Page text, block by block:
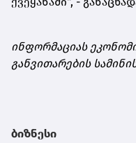
ინფორმაციას
განვითარების
ბიზნესი